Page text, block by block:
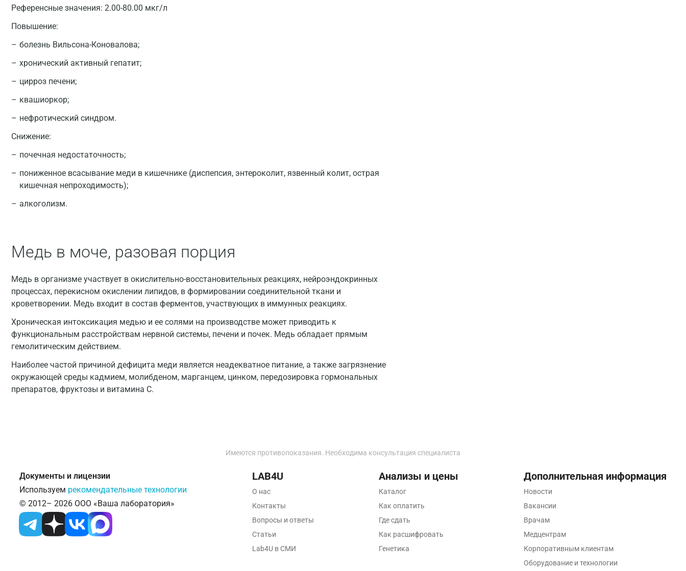
Референсные значения: 2.00-80.00 мкг/л
Повышение:
болезнь Вильсона-Коновалова;
хронический активный гепатит;
цирроз печени;
квашиоркор;
нефротический синдром.
Снижение:
почечная недостаточность;
пониженное всасывание меди в кишечнике (диспепсия, энтероколит, язвенный колит, острая
кишечная непроходимость);
алкоголизм.
Медь в моче, разовая порция
Медь в организме участвует в окислительно-восстановительных реакциях, нейроэндокринных
процессах, перекисном окислении липидов, в формировании соединительной ткани и
кроветворении. Медь входит в состав ферментов, участвующих в иммунных реакциях.
Хроническая интоксикация медью и ее солями на производстве может приводить к
функциональным расстройствам нервной системы, печени и почек. Медь обладает прямым
гемолитическим действием.
Наиболее частой причиной дефицита меди является неадекватное питание, а также загрязнение
окружающей среды кадмием, молибденом, марганцем, цинком, передозировка гормональных
препаратов, фруктозы и витамина С.
Голубое
Екатеринбург
Звенигород
Йошкар-Ола
Калининград
Калуга
Кемерово
Ковров
Коломна
Имеются противопоказания. Необходима консультация специалиста
Документы и лицензии
Используем рекомендательные технологии
© 2012– 2026 ООО «Ваша лаборатория»
LAB4U
О нас
Контакты
Вопросы и ответы
Статьи
Lab4U в СМИ
Анализы и цены
Каталог
Как оплатить
Где сдать
Как расшифровать
Генетика
Дополнительная информация
Новости
Вакансии
Врачам
Медцентрам
Корпоративным клиентам
Оборудование и технологии